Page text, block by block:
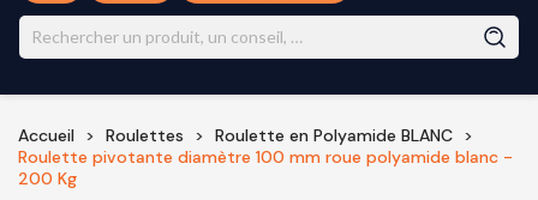
Accueil Roulettes
Roulette en Polyamide BLANC
Roulette pivotante diamètre 100 mm roue polyamide blanc -
200 Kg